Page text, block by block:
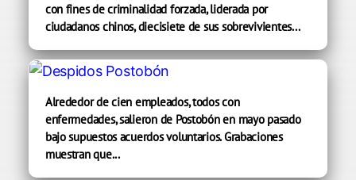
con fines de criminalidad forzada, liderada por
ciudadanos chinos, diecisiete de sus sobrevivientes...
Alrededor de cien empleados, todos con
enfermedades, salieron de Postobón en mayo pasado
bajo supuestos acuerdos voluntarios. Grabaciones
muestran que...